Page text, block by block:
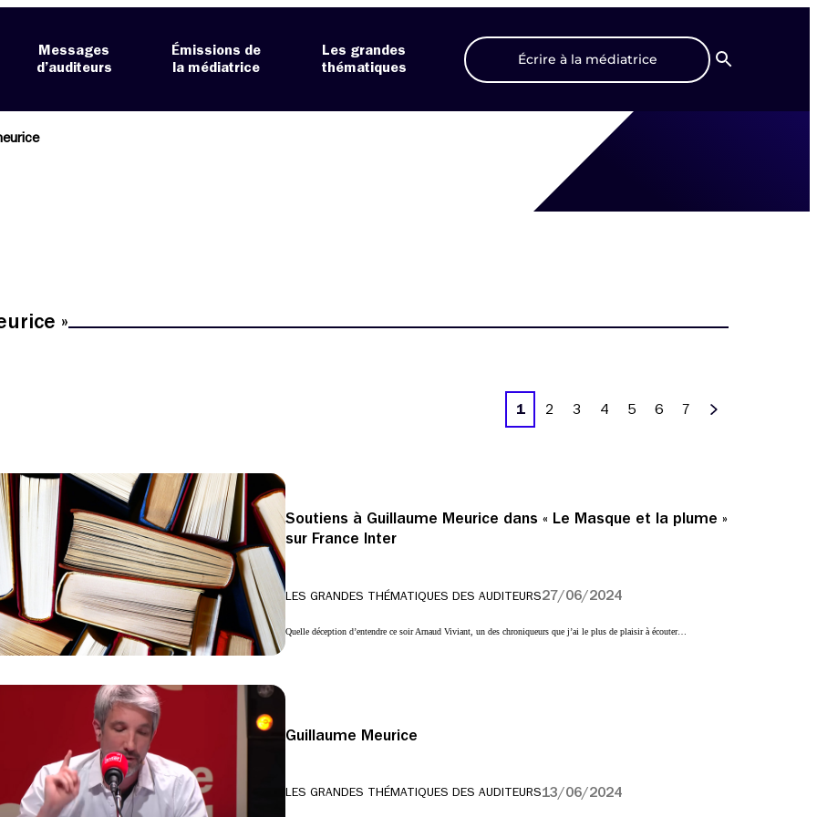
Messages
d’auditeurs
Émissions de
la médiatrice
Les grandes
thématiques
Écrire à la médiatrice
Recherche
»
1 2 3 4 5 6
7
Soutiens à Guillaume Meurice dans « Le Masque et la plume »
sur France Inter
LES GRANDES THÉMATIQUES DES AUDITEURS27/06/2024
Quelle déception d’entendre ce soir Arnaud Viviant, un des chroniqueurs que j’ai le plus de plaisir à écouter…
Guillaume Meurice
LES GRANDES THÉMATIQUES DES AUDITEURS13/06/2024